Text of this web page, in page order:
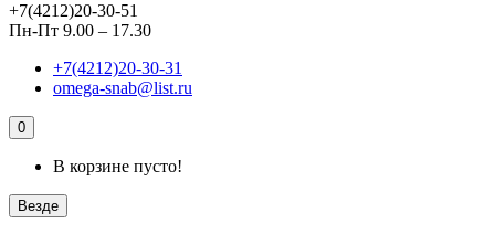
+7(4212)20-30-51
Пн-Пт 9.00 – 17.30
+7(4212)20-30-31
omega-snab@list.ru
0
В корзине пусто!
Везде